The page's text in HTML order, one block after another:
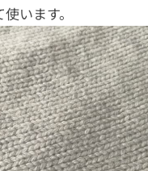
います。